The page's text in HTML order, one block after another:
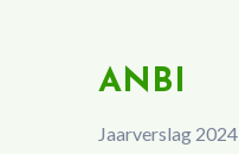
ANBI
Jaarverslag 2024